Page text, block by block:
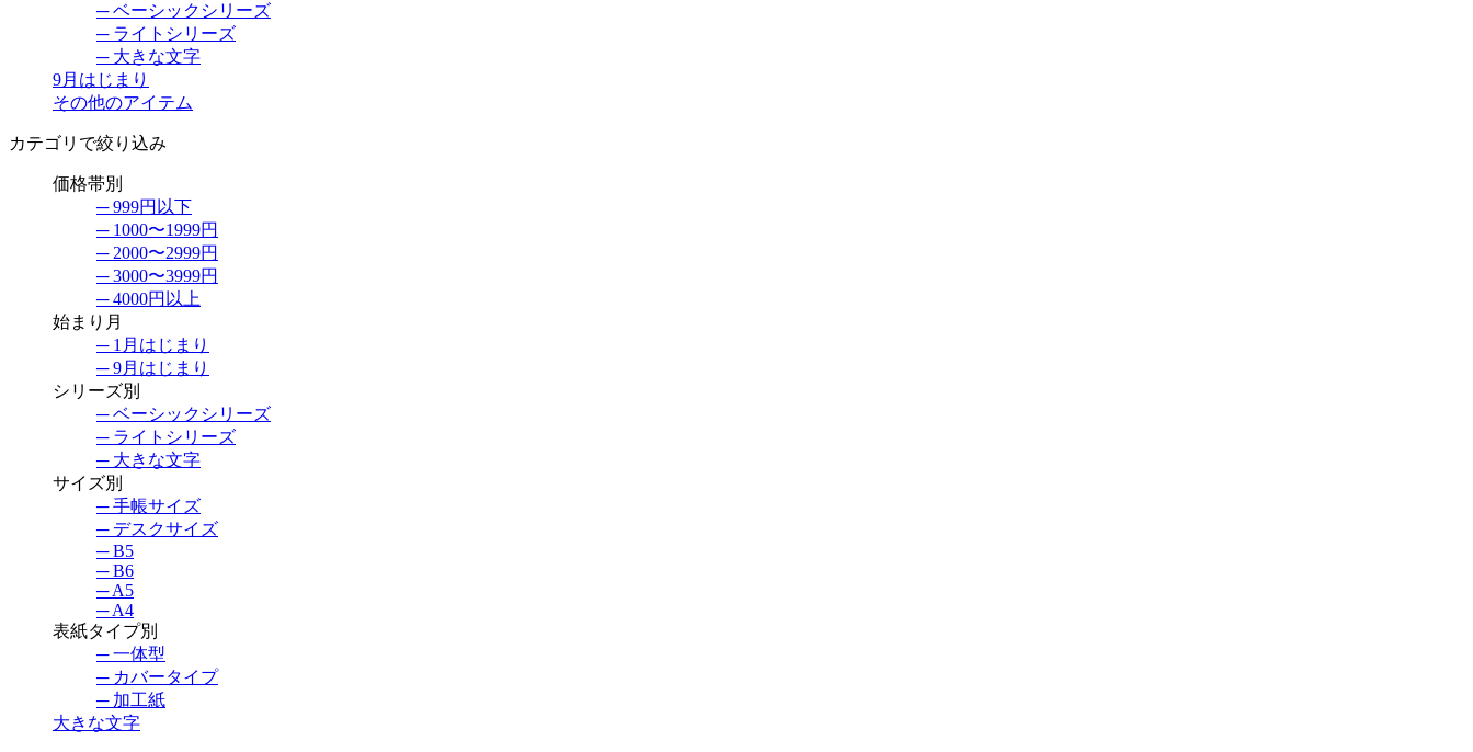
─ ベーシックシリーズ
─ ライトシリーズ
─ 大きな文字
9月はじまり
その他のアイテム
カテゴリで絞り込み
価格帯別
─ 999円以下
─ 1000〜1999円
─ 2000〜2999円
─ 3000〜3999円
─ 4000円以上
始まり月
─ 1月はじまり
─ 9月はじまり
シリーズ別
─ ベーシックシリーズ
─ ライトシリーズ
─ 大きな文字
サイズ別
─ 手帳サイズ
─ デスクサイズ
─ B5
─ B6
─ A5
─ A4
表紙タイプ別
─ 一体型
─ カバータイプ
─ 加工紙
大きな文字